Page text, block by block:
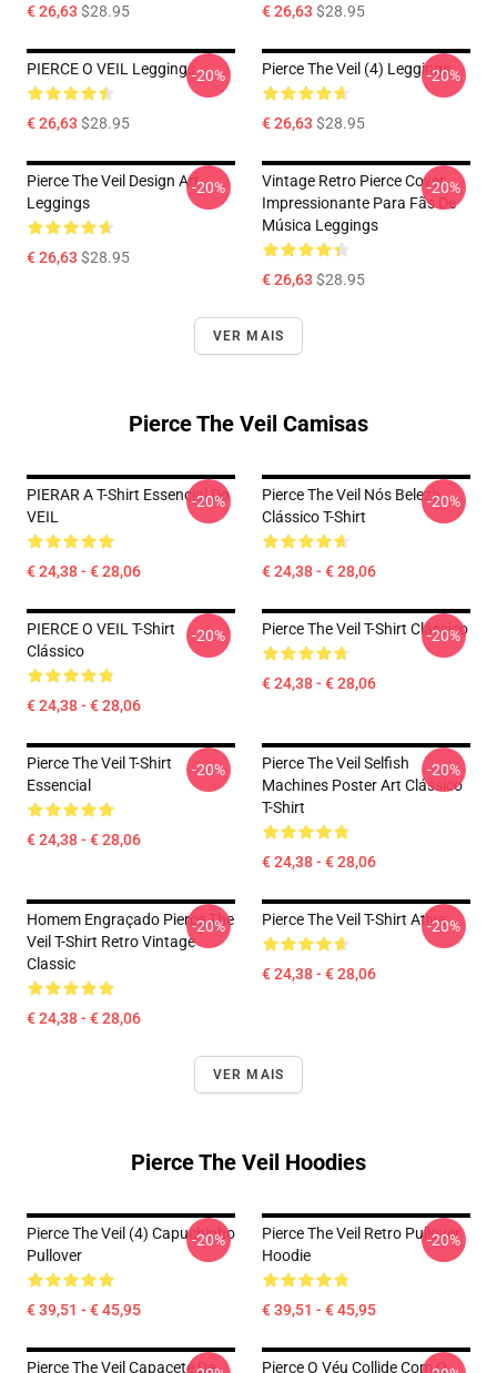
€ 26,63 $28.95 € 26,63 $28.95
PIERCE O VEIL Leggings
€ 26,63 $28.95
-20% Pierce The Veil (4) Leggings
€ 26,63 $28.95
-20%
Pierce The Veil Design Art
Leggings
€ 26,63 $28.95
-20%
Vintage Retro Pierce Cover
Impressionante Para Fãs De
Música Leggings
€ 26,63 $28.95
-20%
VER MAIS
Pierce The Veil Camisas
PIERAR A T-Shirt Essencial Do
VEIL
€ 24,38 - € 28,06
-20%
Pierce The Veil Nós Beleza
Clássico T-Shirt
€ 24,38 - € 28,06
-20%
PIERCE O VEIL T-Shirt
Clássico
€ 24,38 - € 28,06
-20% Pierce The Veil T-Shirt Clássico
€ 24,38 - € 28,06
-20%
Pierce The Veil T-Shirt
Essencial
€ 24,38 - € 28,06
-20%
Pierce The Veil Selfish
Machines Poster Art Clássico
T-Shirt
€ 24,38 - € 28,06
-20%
Homem Engraçado Pierce The
Veil T-Shirt Retro Vintage
Classic
€ 24,38 - € 28,06
-20% Pierce The Veil T-Shirt Ativa
€ 24,38 - € 28,06
-20%
VER MAIS
Pierce The Veil Hoodies
Pierce The Veil (4) Capuchinho
Pullover
€ 39,51 - € 45,95
-20%
Pierce The Veil Retro Pullover
Hoodie
€ 39,51 - € 45,95
-20%
Pierce The Veil Capacete De Pierce O Véu Collide Com O